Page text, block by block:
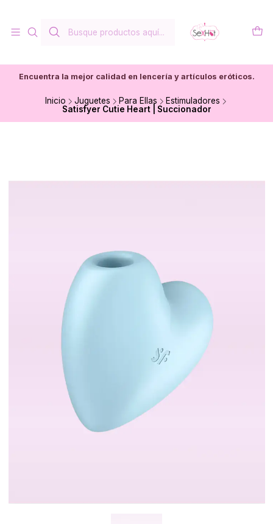
Encuentra la mejor calidad en lencería y artículos eróticos.
Inicio Juguetes Para Ellas
Estimuladores
Satisfyer Cutie Heart | Succionador